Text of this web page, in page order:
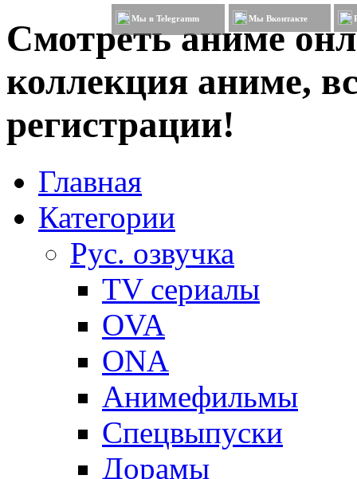
Смотреть аниме
коллекция аниме,
регистрации!
Мы в Telegramm Мы Вконтакте
Главная
Категории
Рус. озвучка
TV сериалы
OVA
ONA
Анимефильмы
Спецвыпуски
Дорамы